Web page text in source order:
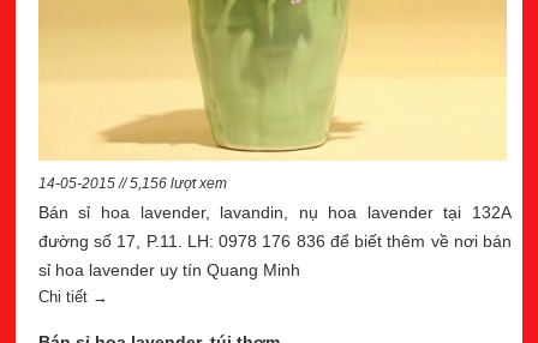
14-05-2015 // 5,156 lượt xem
Bán sỉ hoa lavender, lavandin, nụ hoa lavender tại 132A
đường số 17, P.11. LH: 0978 176 836 để biết thêm về nơi bán
sỉ hoa lavender uy tín Quang Minh
Chi tiết →